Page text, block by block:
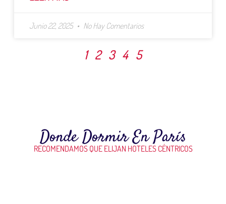
Junio 22, 2025 No Hay Comentarios
1 2 3 4 5
Donde Dormir En París
RECOMENDAMOS QUE ELIJAN HOTELES CÉNTRICOS